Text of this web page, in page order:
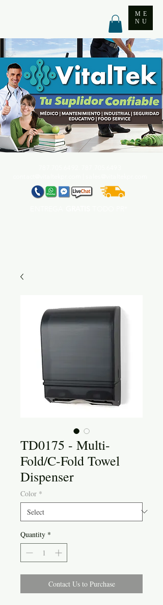
ME
NU
TD0175 - Multi-
Fold/C-Fold Towel
Dispenser
Color *
Quantity *
Contact Us to Purchase